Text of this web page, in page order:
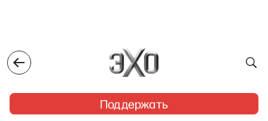
Поддержать